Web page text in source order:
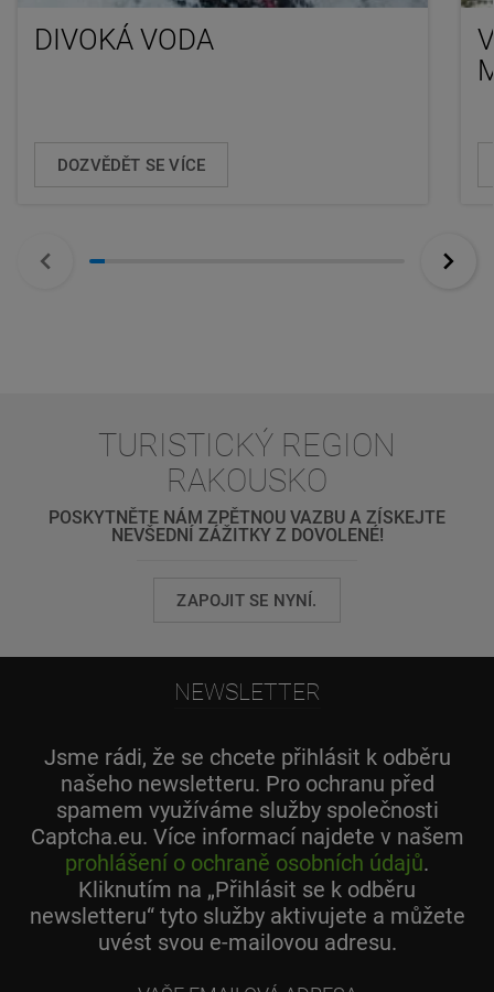
DIVOKÁ VODA
DOZVĚDĚT SE VÍCE
TURISTICKÝ REGION
RAKOUSKO
POSKYTNĚTE NÁM ZPĚTNOU VAZBU A ZÍSKEJTE
NEVŠEDNÍ ZÁŽITKY Z DOVOLENÉ!
ZAPOJIT SE NYNÍ.
NEWSLETTER
Jsme rádi, že se chcete přihlásit k odběru
našeho newsletteru. Pro ochranu před
spamem využíváme služby společnosti
Captcha.eu. Více informací najdete v našem
prohlášení o ochraně osobních údajů.
Kliknutím na „Přihlásit se k odběru
newsletteru“ tyto služby aktivujete a můžete
uvést svou e-mailovou adresu.